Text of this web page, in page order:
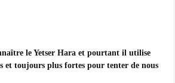
le Yetser Hara et pourtant il utilise
et toujours plus fortes pour tenter de nous